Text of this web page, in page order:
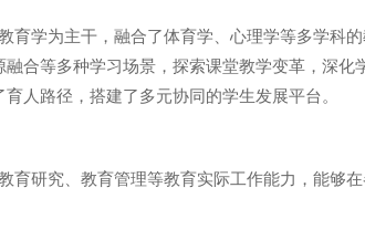
学为主干，融合了体育学、心理学等多学科
合等多种学习场景，探索课堂教学变革，深化
人路径，搭建了多元协同的学生发展平台。
研究、教育管理等教育实际工作能力，能够